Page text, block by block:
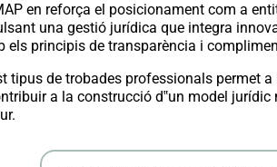
en reforça el posicionament com a
una gestió jurídica que integra
els principis de transparència i
tipus de trobades professionals permet
a la construcció d‟un model jurídic